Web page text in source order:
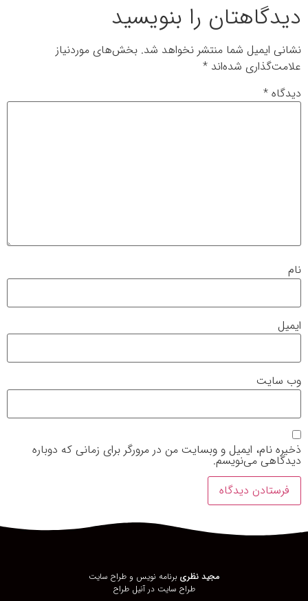
دیدگاهتان را بنویسید
نشانی ایمیل شما منتشر نخواهد شد. بخش‌های موردنیاز
علامت‌گذاری شده‌اند *
دیدگاه *
نام
ایمیل
وب‌ سایت
ذخیره نام، ایمیل و وبسایت من در مرورگر برای زمانی که دوباره
دیدگاهی می‌نویسم.
مجید نظری برنامه نویس و طراح سایت
طراح سایت درآنیل طراح